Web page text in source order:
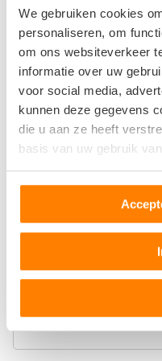
We gebruiken cookies
personaliseren, om
om ons websiteverkeer
informatie over uw
voor social media,
kunnen deze gegevens
die u aan ze heeft
basis van uw gebruik
Bel direct 06 299
Gebruikte auto
Regio Noord-brabant
Onderdeel
Autosloperij J. Weber
Spaarpot 114